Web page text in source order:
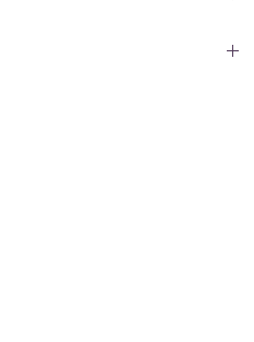
gulldetaljer
på rundt en uke. 2 dager til